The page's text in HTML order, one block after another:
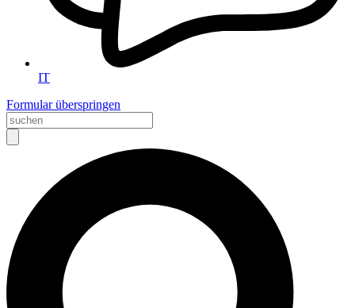
IT
Formular überspringen